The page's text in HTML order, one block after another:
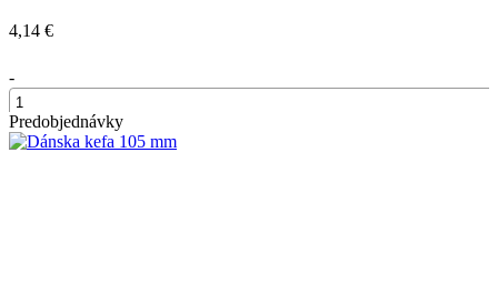
4,14 €
-
+
Predobjednávky